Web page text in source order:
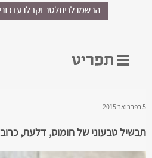
5 בפברואר 2015
תבשיל טבעוני של חומוס, דלעת,